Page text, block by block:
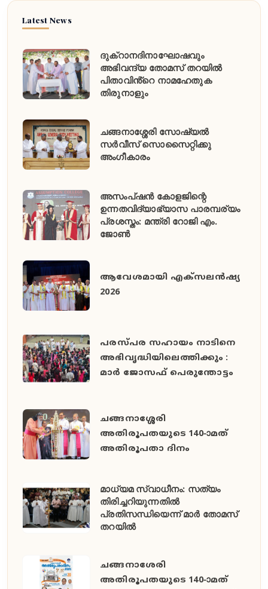
Latest News
ദുക്റാനദിനാഘോഷവും
അഭിവന്ദ്യ തോമസ് തറയിൽ
പിതാവിൻ്റെ നാമഹേതുക
തിരുനാളും
ചങ്ങനാശ്ശേരി സോഷ്യൽ
സർവീസ് സൊസൈറ്റിക്കു
അംഗീകാരം
അസംപ്ഷൻ കോളജിന്റെ
ഉന്നതവിദ്യാഭ്യാസ പാരമ്പര്യം
പ്രശസ്തം: മന്ത്രി റോജി എം.
ജോൺ
ആവേശമായി എക്സലൻഷ്യ
2026
പരസ്പര സഹായം നാടിനെ
അഭിവൃദ്ധിയിലെത്തിക്കും :
മാർ ജോസഫ് പെരുന്തോട്ടം
ചങ്ങനാശ്ശേരി
അതിരൂപതയുടെ 140-ാമത്
അതിരൂപതാ ദിനം
മാധ്യമ സ്വാധീനം: സത്യം
തിരിച്ചറിയുന്നതിൽ
പ്രതിസന്ധിയെന്ന് മാർ തോമസ്
തറയിൽ
ചങ്ങനാശേരി
അതിരൂപതയുടെ 140-ാമത്